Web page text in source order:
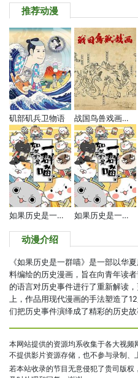
推荐动漫
矶部矶兵卫物语 战国鸟兽戏画～甲～
如果历史是一群喵 第二季 如果历史是一群喵 第三季
动漫介绍
《如果历史是一群喵》是一部以华
料编绘的历史漫画，旨在向青年读
的语言对历史事件进行了重新解读
上，作品用现代漫画的手法塑造了
们把历史事件演绎成了精彩的历史
本网站提供的资源均系收集于各大视
不提供影片资源存储，也不参与录制、
若本站收录的节目无意侵犯了贵司版